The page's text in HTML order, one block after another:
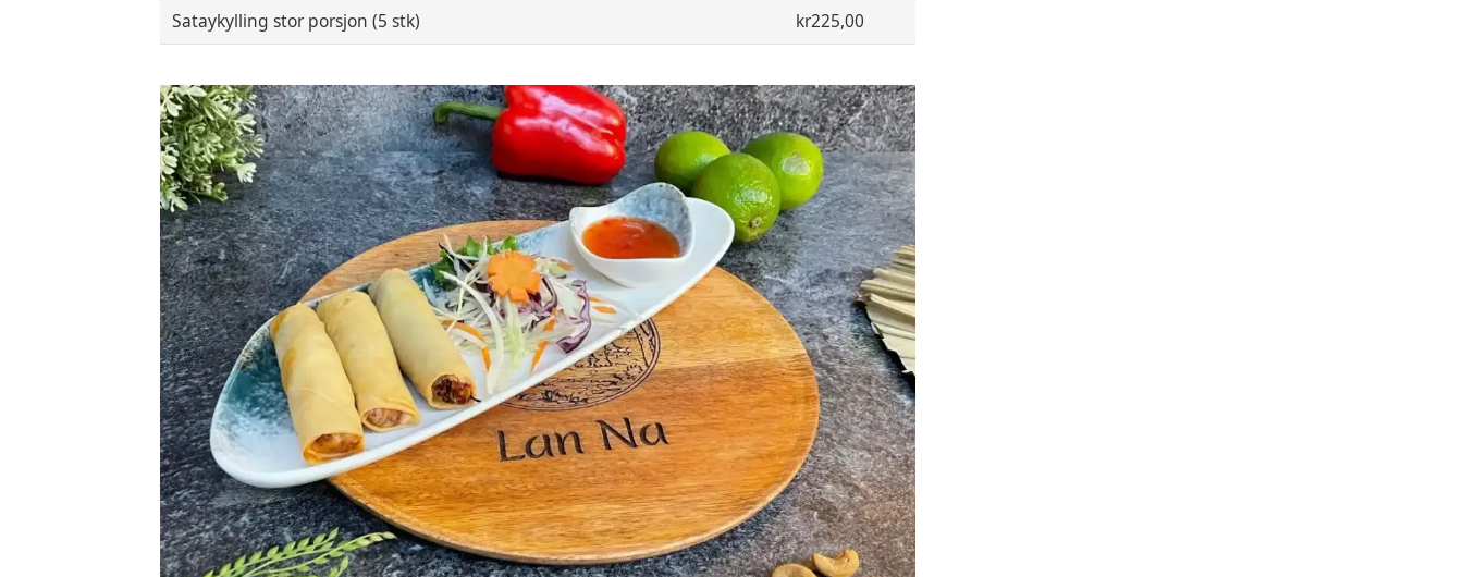
Sataykylling stor porsjon (5 stk)
kr225,00